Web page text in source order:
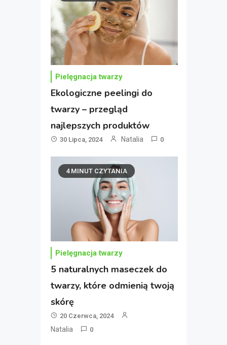
Pielęgnacja twarzy
Ekologiczne peelingi do
twarzy – przegląd
najlepszych produktów
30 Lipca, 2024 Natalia 0
4 MINUT CZYTANIA
Pielęgnacja twarzy
5 naturalnych maseczek do
twarzy, które odmienią twoją
skórę
20 Czerwca, 2024
Natalia 0